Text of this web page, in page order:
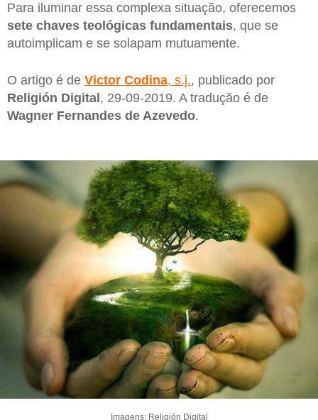
Para iluminar essa complexa situação, oferecemos
sete chaves teológicas fundamentais, que se
autoimplicam e se solapam mutuamente.
O artigo é de Victor Codina, s.j., publicado por
Religión Digital, 29-09-2019. A tradução é de
Wagner Fernandes de Azevedo.
Imagens: Religión Digital